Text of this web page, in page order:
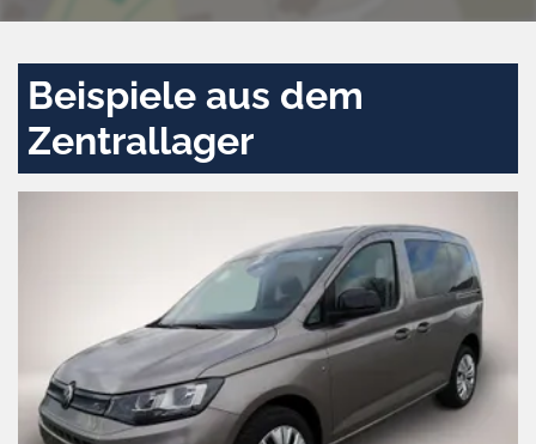
Beispiele aus dem
Zentrallager